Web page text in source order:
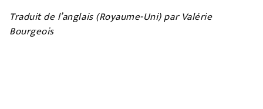
Traduit de l’anglais (Royaume-Uni) par Valérie
Bourgeois